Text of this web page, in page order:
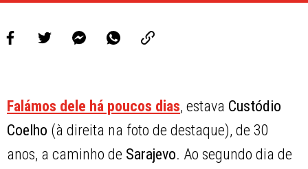
Falámos dele há poucos dias, estava Custódio
Coelho (à direita na foto de destaque), de 30
anos, a caminho de Sarajevo. Ao segundo dia de